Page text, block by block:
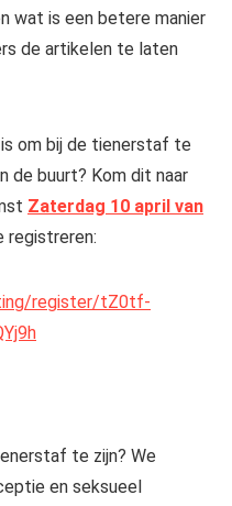
wat is een betere manier
de artikelen te laten
om bij de tienerstaf te
de buurt? Kom dit naar
Zaterdag 10 april van
registreren:
register/tZ0tf-
te zijn? We
en seksueel